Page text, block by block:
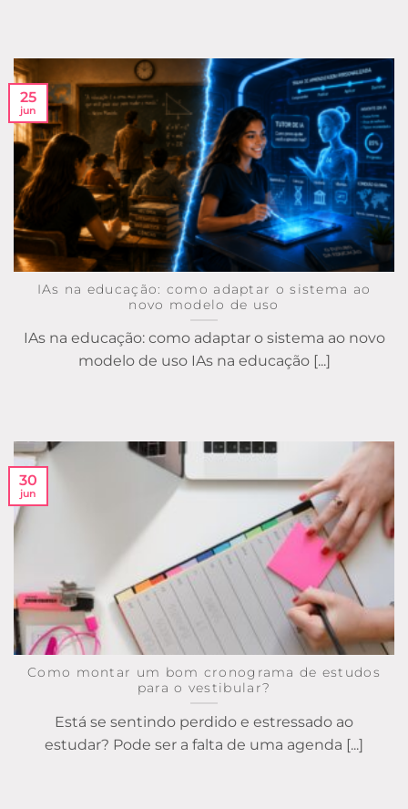
IAs na educação: como adaptar o sistema ao
novo modelo de uso
IAs na educação: como adaptar o sistema ao novo
modelo de uso IAs na educação [...]
25
jun
Como montar um bom cronograma de estudos
para o vestibular?
Está se sentindo perdido e estressado ao
estudar? Pode ser a falta de uma agenda [...]
30
jun